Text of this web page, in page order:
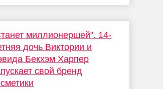
миллионершей". 14-
дочь Виктории и
Бекхэм Харпер
свой бренд